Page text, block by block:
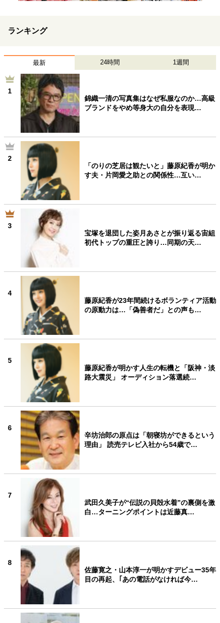
ランキング
最新 24時間 1週間
1
錦織一清の写真集はなぜ私服なのか…高級
ブランドをやめ等身大の自分を表現…
2
「のりの芝居は観たいと」藤原紀香が明か
す夫・片岡愛之助との関係性…互い…
3
宝塚を退団した姿月あさとが振り返る宙組
初代トップの重圧と誇り…同期の天…
4
藤原紀香が23年間続けるボランティア活動
の原動力は…「偽善者だ」との声も…
5
藤原紀香が明かす人生の転機と「阪神・淡
路大震災」 オーディション落選続…
6
辛坊治郎の原点は「朝寝坊ができるという
理由」 読売テレビ入社から54歳で…
7
武田久美子が“伝説の貝殻水着”の裏側を激
白…ターニングポイントは近藤真…
8
佐藤寛之・山本淳一が明かすデビュー35年
目の再起、｢あの電話がなければ今…